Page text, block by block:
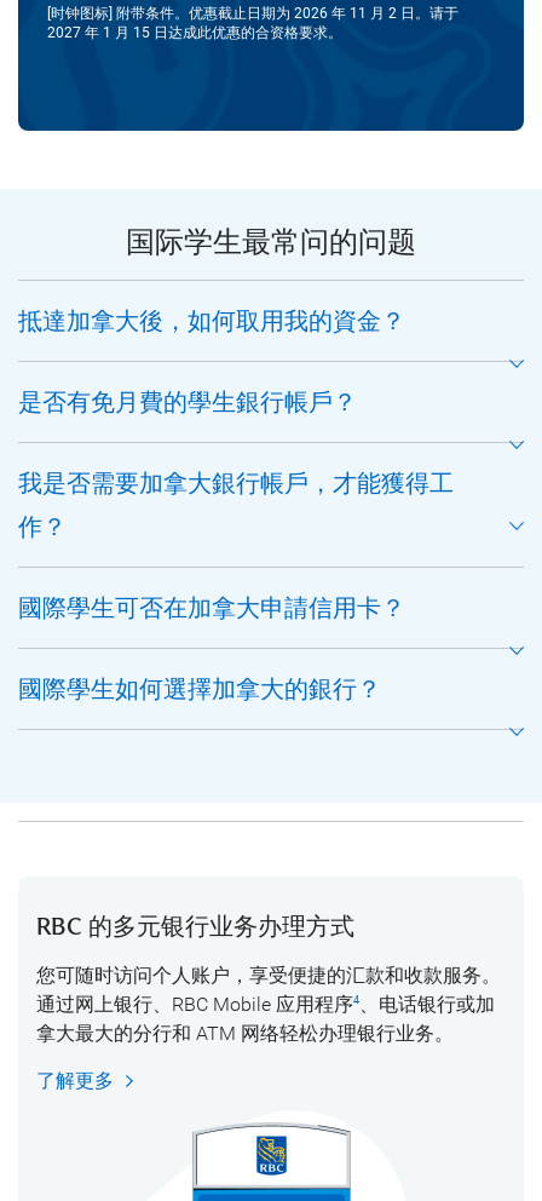
[时钟图标] 附带条件。优惠截止日期为 2026 年 11 月 2 日。请于
2027 年 1 月 15 日达成此优惠的合资格要求。
国际学生最常问的问题
抵達加拿大後，如何取用我的資金？
是否有免月費的學生銀行帳戶？
我是否需要加拿大銀行帳戶，才能獲得工
作？
國際學生可否在加拿大申請信用卡？
國際學生如何選擇加拿大的銀行？
RBC 的多元银行业务办理方式
您可随时访问个人账户，享受便捷的汇款和收款服务。
通过网上银行、RBC Mobile 应用程序4
、电话银行或加
拿大最大的分行和 ATM 网络轻松办理银行业务。
了解更多